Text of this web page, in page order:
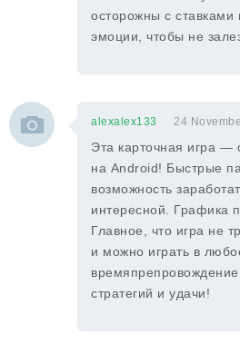
осторожны с ставками
эмоции, чтобы не
alexalex133 24
Эта карточная игра —
на Android! Быстрые
возможность
интересной. Графика
Главное, что игра не
и можно играть в
стратегий и удачи!